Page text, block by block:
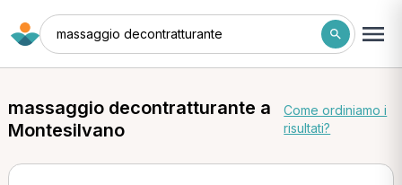
massaggio decontratturante
massaggio decontratturante a
Montesilvano
Come ordiniamo i
risultati?